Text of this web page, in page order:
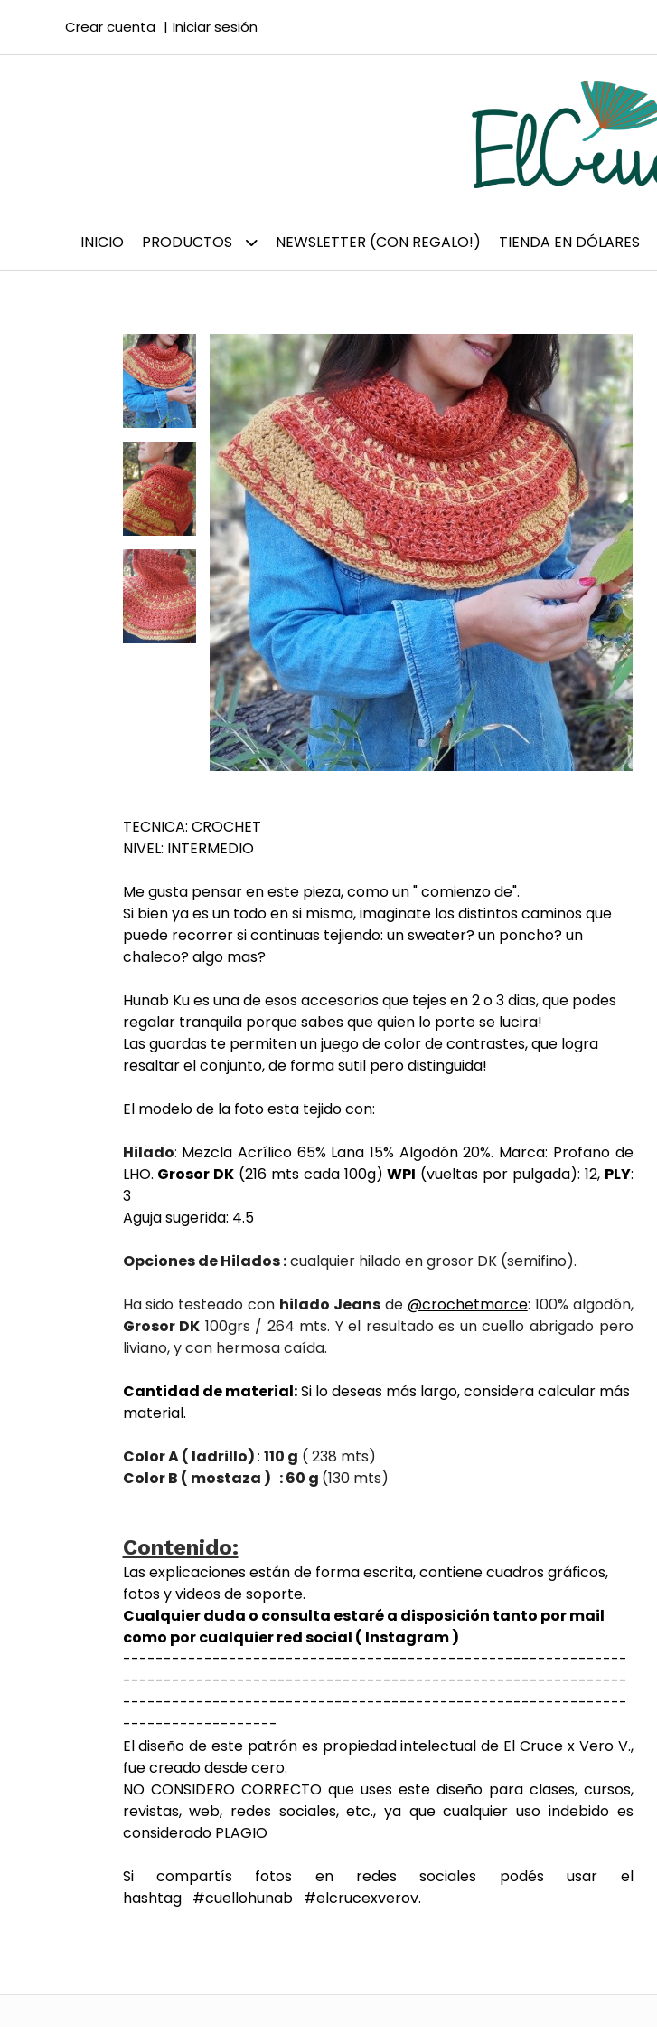
Crear cuenta Iniciar sesión
INICIO PRODUCTOS NEWSLETTER (CON REGALO!) TIENDA EN DÓLARES
TECNICA: CROCHET
NIVEL: INTERMEDIO
Me gusta pensar en este pieza, como un " comienzo de".
Si bien ya es un todo en si misma, imaginate los distintos caminos que
puede recorrer si continuas tejiendo: un sweater? un poncho? un
chaleco? algo mas?
Hunab Ku es una de esos accesorios que tejes en 2 o 3 dias, que podes
regalar tranquila porque sabes que quien lo porte se lucira!
Las guardas te permiten un juego de color de contrastes, que logra
resaltar el conjunto, de forma sutil pero distinguida!
El modelo de la foto esta tejido con:
Hilado: Mezcla Acrílico 65% Lana 15% Algodón 20%. Marca: Profano de
LHO. Grosor DK (216 mts cada 100g)WPI (vueltas por pulgada): 12, PLY:
3
Aguja sugerida: 4.5
Opciones de Hilados :cualquier hilado en grosor DK (semifino).
Ha sido testeado con hilado Jeansde @crochetmarce: 100% algodón,
Grosor DK 100grs / 264 mts. Y el resultado es un cuello abrigado pero
liviano, y con hermosa caída.
Cantidad de material:Si lo deseas más largo, considera calcular más
material.
Color A ( ladrillo): 110 g ( 238 mts)
Color B ( mostaza ) : 60 g (130 mts)
Contenido:
Las explicaciones están de forma escrita, contiene cuadros gráficos,
fotos y videos de soporte.
Cualquier duda o consulta estaré a disposición tanto por mail
como por cualquier red social ( Instagram )
--------------------------------------------------------------
--------------------------------------------------------------
--------------------------------------------------------------
-------------------
El diseño de este patrón es propiedad intelectual de El Cruce x Vero V.,
fue creado desde cero.
NO CONSIDERO CORRECTO que uses este diseño para clases, cursos,
revistas, web, redes sociales, etc., ya que cualquier uso indebido es
considerado PLAGIO
Si compartís fotos en redes sociales podés usar el
hashtag #cuellohunab #elcrucexverov.